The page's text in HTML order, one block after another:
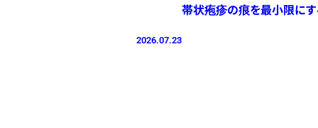
2026.07.23
帯状疱疹の痕を最小限にす